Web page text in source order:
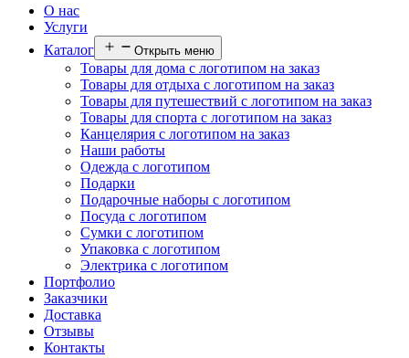
О нас
Услуги
Каталог
Открыть меню
Товары для дома с логотипом на заказ
Товары для отдыха с логотипом на заказ
Товары для путешествий с логотипом на заказ
Товары для спорта с логотипом на заказ
Канцелярия с логотипом на заказ
Наши работы
Одежда с логотипом
Подарки
Подарочные наборы с логотипом
Посуда с логотипом
Сумки с логотипом
Упаковка с логотипом
Электрика с логотипом
Портфолио
Заказчики
Доставка
Отзывы
Контакты